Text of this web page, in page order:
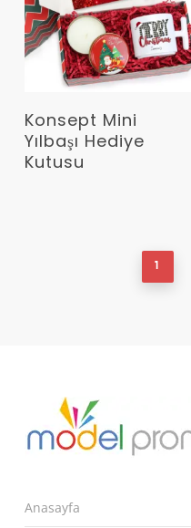
Devamını Oku
Konsept Mini
Yılbaşı Hediye
Kutusu
1
Anasayfa